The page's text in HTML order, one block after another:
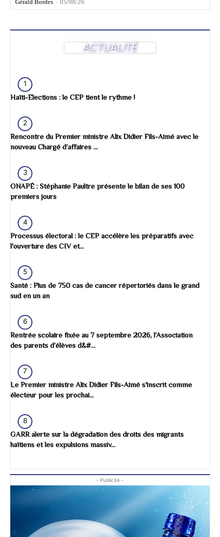
Gérald Bordes - 05/08/26
ACTUALITÉ
1
Haïti-Elections : le CEP tient le rythme !
2
Rencontre du Premier ministre Alix Didier Fils-Aimé avec le
nouveau Chargé d’affaires ...
3
ONAPÉ : Stéphanie Paultre présente le bilan de ses 100
premiers jours
4
Processus électoral : le CEP accélère les préparatifs avec
l'ouverture des CIV et...
5
Santé : Plus de 750 cas de cancer répertoriés dans le grand
sud en un an
6
Rentrée scolaire fixée au 7 septembre 2026, l’Association
des parents d’élèves d&#...
7
Le Premier ministre Alix Didier Fils-Aimé s'inscrit comme
électeur pour les prochai...
8
GARR alerte sur la dégradation des droits des migrants
haïtiens et les expulsions massiv...
- Publicité -